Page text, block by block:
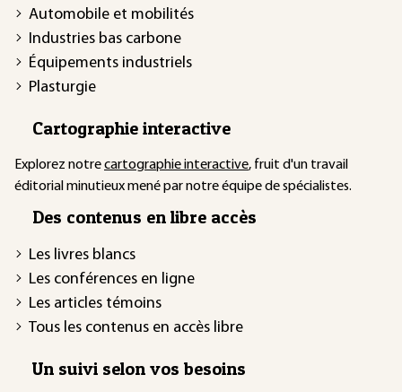
Automobile et mobilités
Industries bas carbone
Équipements industriels
Plasturgie
Cartographie interactive
Explorez notrecartographie interactive, fruit d'un travail
éditorial minutieux mené par notre équipe de spécialistes.
Des contenus en libre accès
Les livres blancs
Les conférences en ligne
Les articles témoins
Tous les contenus en accès libre
Un suivi selon vos besoins